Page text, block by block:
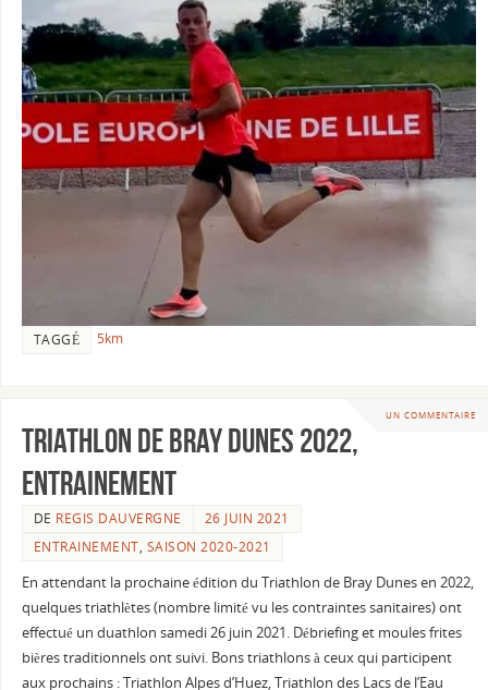
TAGGÉ 5km
UN COMMENTAIRE
Triathlon de Bray Dunes 2022,
entrainement
DE REGIS DAUVERGNE
26 JUIN 2021
ENTRAINEMENT, SAISON 2020-2021
En attendant la prochaine édition du Triathlon de Bray Dunes en 2022,
quelques triathlètes (nombre limité vu les contraintes sanitaires) ont
effectué un duathlon samedi 26 juin 2021. Débriefing et moules frites
bières traditionnels ont suivi. Bons triathlons à ceux qui participent
aux prochains : Triathlon Alpes d’Huez, Triathlon des Lacs de l’Eau